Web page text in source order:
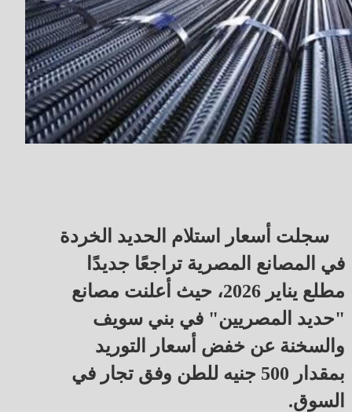
سجلت أسعار استلام الحديد الخردة
في المصانع المصرية تراجعًا جديدًا
مطلع يناير 2026، حيث أعلنت مصانع
"حديد المصريين" في بني سويف
والسخنة عن خفض أسعار التوريد
بمقدار 500 جنيه للطن وفق تجار في
السوق.